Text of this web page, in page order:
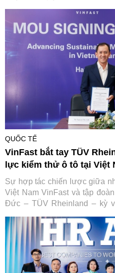
toàn cầu của hãng xe Việt
cho hệ sinh thái di chuyển
đảo.
QUỐC TẾ
VinFast bắt tay TÜV
lực kiểm thử ô tô tại Việt
Sự hợp tác chiến lược giữa
Việt Nam VinFast và tập
Đức – TÜV Rheinland – kỳ
Nam trở thành trung tâm dịch
vực.